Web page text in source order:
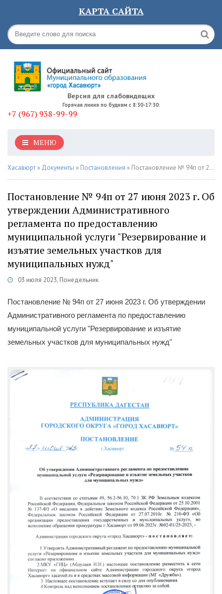
КАРТА САЙТА
Версия для слабовидящих
Горячая линия по будням с 8:30-17:30:
+7 (967) 938-99-99
МЕНЮ
Хасавюрт » Документы » Постановления » Постановление № 94п от 27 июня 2023 г. Об утверждении Административного регламента по предоставлению муниципальной услуги "Резервирование и изъятие земельных участков для муниципальных нужд"
Постановление № 94п от 27 июня 2023 г. Об
утверждении Административного
регламента по предоставлению
муниципальной услуги "Резервирование и
изъятие земельных участков для
муниципальных нужд"
03 июля 2023, Понедельник
Постановление № 94п от 27 июня 2023 г. Об утверждении
Административного регламента по предоставлению
муниципальной услуги "Резервирование и изъятие
земельных участков для муниципальных нужд"